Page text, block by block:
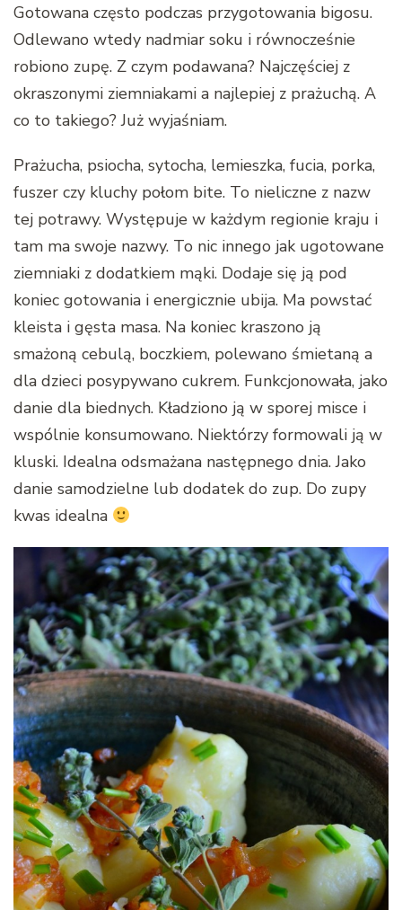
Gotowana często podczas przygotowania bigosu.
Odlewano wtedy nadmiar soku i równocześnie
robiono zupę. Z czym podawana? Najczęściej z
okraszonymi ziemniakami a najlepiej z prażuchą. A
co to takiego? Już wyjaśniam.
Prażucha, psiocha, sytocha, lemieszka, fucia, porka,
fuszer czy kluchy połom bite. To nieliczne z nazw
tej potrawy. Występuje w każdym regionie kraju i
tam ma swoje nazwy. To nic innego jak ugotowane
ziemniaki z dodatkiem mąki. Dodaje się ją pod
koniec gotowania i energicznie ubija. Ma powstać
kleista i gęsta masa. Na koniec kraszono ją
smażoną cebulą, boczkiem, polewano śmietaną a
dla dzieci posypywano cukrem. Funkcjonowała, jako
danie dla biednych. Kładziono ją w sporej misce i
wspólnie konsumowano. Niektórzy formowali ją w
kluski. Idealna odsmażana następnego dnia. Jako
danie samodzielne lub dodatek do zup. Do zupy
kwas idealna